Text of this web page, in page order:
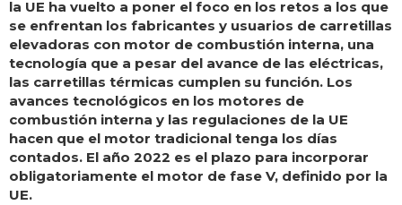
la UE ha vuelto a poner el foco en los retos a los que
se enfrentan los fabricantes y usuarios de carretillas
elevadoras con motor de combustión interna, una
tecnología que a pesar del avance de las eléctricas,
las carretillas térmicas cumplen su función. Los
avances tecnológicos en los motores de
combustión interna y las regulaciones de la UE
hacen que el motor tradicional tenga los días
contados. El año 2022 es el plazo para incorporar
obligatoriamente el motor de fase V, definido por la
UE.